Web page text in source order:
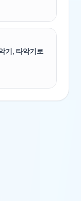
기, 타악기로